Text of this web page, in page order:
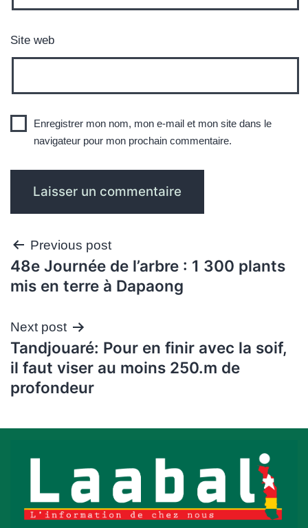
Site web
Enregistrer mon nom, mon e-mail et mon site dans le
navigateur pour mon prochain commentaire.
Navigation
de
Previous post
48e Journée de l’arbre : 1 300 plants
mis en terre à Dapaong
Next post
Tandjouaré: Pour en finir avec la soif,
il faut viser au moins 250.m de
profondeur